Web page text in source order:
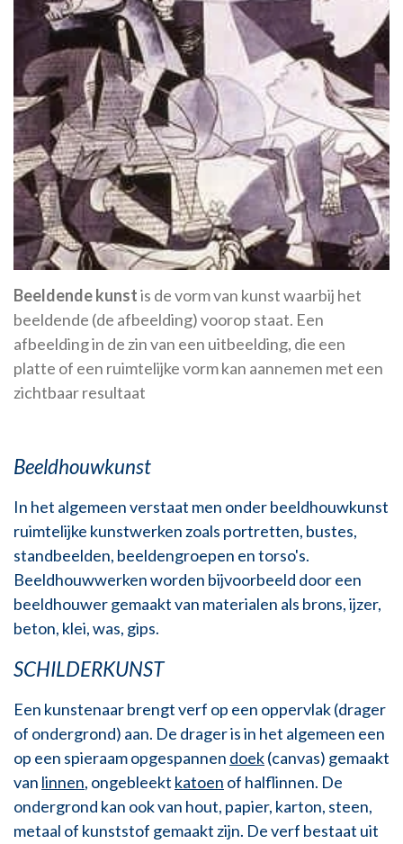
Beeldende kunstis de vorm van kunst waarbij het
beeldende (de afbeelding) voorop staat. Een
afbeelding in de zin van een uitbeelding, die een
platte of een ruimtelijke vorm kan aannemen met een
zichtbaar resultaat
Beeldhouwkunst
In het algemeen verstaat men onder beeldhouwkunst
ruimtelijke kunstwerken zoals portretten, bustes,
standbeelden, beeldengroepen en torso's.
Beeldhouwwerken worden bijvoorbeeld door een
beeldhouwer gemaakt van materialen als brons, ijzer,
beton, klei, was, gips.
SCHILDERKUNST
Een kunstenaar brengt verf op een oppervlak (drager
of ondergrond) aan. De drager is in het algemeen een
op een spieraam opgespannen doek(canvas) gemaakt
van linnen, ongebleekt katoen of halflinnen. De
ondergrond kan ook van hout, papier, karton, steen,
metaal of kunststof gemaakt zijn. De verf bestaat uit